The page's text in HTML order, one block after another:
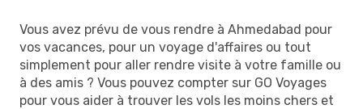
Vous avez prévu de vous rendre à Ahmedabad pour
vos vacances, pour un voyage d'affaires ou tout
simplement pour aller rendre visite à votre famille ou
à des amis ? Vous pouvez compter sur GO Voyages
pour vous aider à trouver les vols les moins chers et